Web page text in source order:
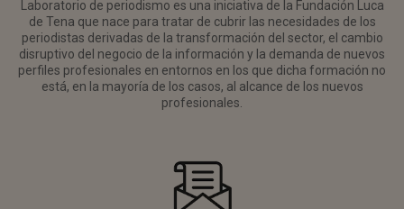
Laboratorio de periodismo es una iniciativa de la Fundación Luca
de Tena que nace para tratar de cubrir las necesidades de los
periodistas derivadas de la transformación del sector, el cambio
disruptivo del negocio de la información y la demanda de nuevos
perfiles profesionales en entornos en los que dicha formación no
está, en la mayoría de los casos, al alcance de los nuevos
profesionales.